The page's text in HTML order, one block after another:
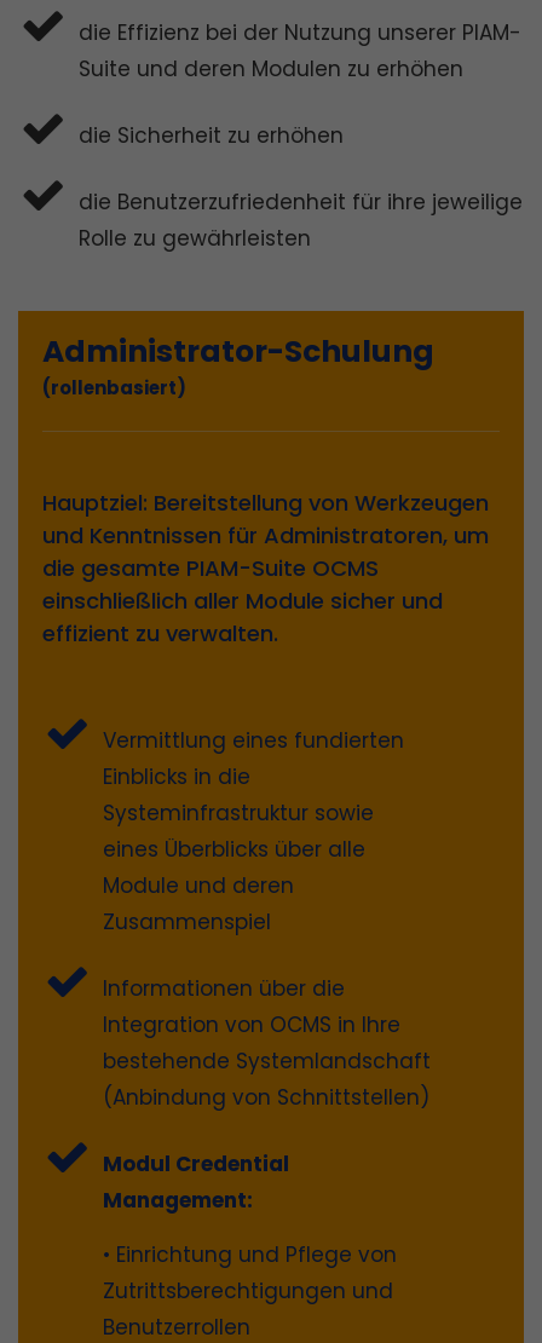
die Effizienz bei der Nutzung unserer PIAM-
Suite und deren Modulen zu erhöhen
die Sicherheit zu erhöhen
die Benutzerzufriedenheit für ihre jeweilige
Rolle zu gewährleisten
Administrator-Schulung
(rollenbasiert)
Hauptziel: Bereitstellung von Werkzeugen
und Kenntnissen für Administratoren, um
die gesamte PIAM-Suite OCMS
einschließlich aller Module sicher und
effizient zu verwalten.
Vermittlung eines fundierten
Einblicks in die
Systeminfrastruktur sowie
eines Überblicks über alle
Module und deren
Zusammenspiel
Informationen über die
Integration von OCMS in Ihre
bestehende Systemlandschaft
(Anbindung von Schnittstellen)
Modul Credential
Management:
• Einrichtung und Pflege von
Zutrittsberechtigungen und
Benutzerrollen